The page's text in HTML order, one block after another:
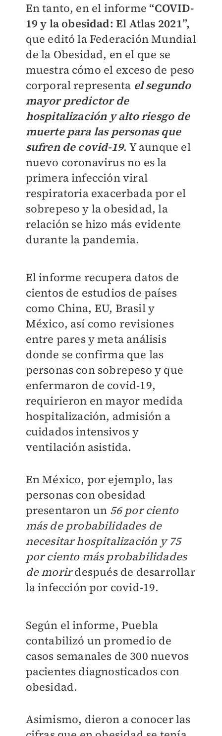
En tanto, en el informe “COVID-
19 y la obesidad: El Atlas 2021”,
que editó la Federación Mundial
de la Obesidad, en el que se
muestra cómo el exceso de peso
corporal representa el segundo
mayor predictor de
hospitalización y alto riesgo de
muerte para las personas que
sufren de covid-19. Y aunque el
nuevo coronavirus no es la
primera infección viral
respiratoria exacerbada por el
sobrepeso y la obesidad, la
relación se hizo más evidente
durante la pandemia.
El informe recupera datos de
cientos de estudios de países
como China, EU, Brasil y
México, así como revisiones
entre pares y meta análisis
donde se confirma que las
personas con sobrepeso y que
enfermaron de covid-19,
requirieron en mayor medida
hospitalización, admisión a
cuidados intensivos y
ventilación asistida.
En México, por ejemplo, las
personas con obesidad
presentaron un 56 por ciento
más de probabilidades de
necesitar hospitalización y 75
por ciento más probabilidades
de morirdespués de desarrollar
la infección por covid-19.
Según el informe, Puebla
contabilizó un promedio de
casos semanales de 300 nuevos
pacientes diagnosticados con
obesidad.
Asimismo, dieron a conocer las